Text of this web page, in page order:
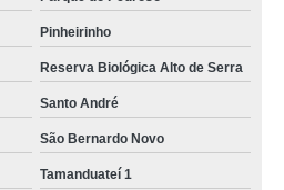
Pinheirinho
Reserva Biológica Alto de Serra
Santo André
São Bernardo Novo
Tamanduateí 1